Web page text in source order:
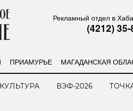
Рекламный отдел в
(4212)
ПРИАМУРЬЕ МАГАДАНСКАЯ
КУЛЬТУРА ВЭФ-2026